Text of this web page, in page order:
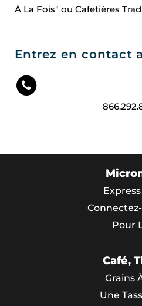
À La Fois" ou Cafetières
Entrez en contact
Pour
Café,
Grains
Une